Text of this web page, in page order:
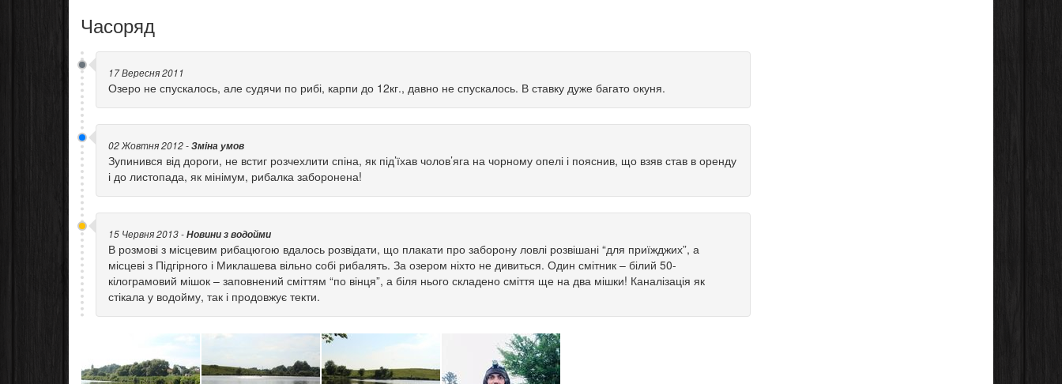
Часоряд
17 Вересня 2011
Озеро не спускалось, але судячи по рибі, карпи до 12кг., давно не спускалось. В ставку дуже багато окуня.
02 Жовтня 2012 -Зміна умов
Зупинився від дороги, не встиг розчехлити спіна, як під’їхав чолов’яга на чорному опелі і пояснив, що взяв став в оренду
і до листопада, як мінімум, рибалка заборонена!
15 Червня 2013 -Новини з водойми
В розмові з місцевим рибацюгою вдалось розвідати, що плакати про заборону ловлі розвішані “для приїжджих”, а
місцеві з Підгірного і Миклашева вільно собі рибалять. За озером ніхто не дивиться. Один смітник – білий 50-
кілограмовий мішок – заповнений сміттям “по вінця”, а біля нього складено сміття ще на два мішки! Каналізація як
стікала у водойму, так і продовжує текти.